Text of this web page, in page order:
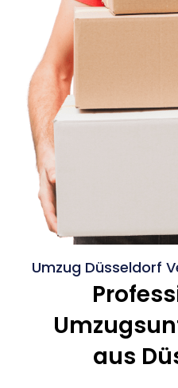
Umzug Düsseldorf
aus